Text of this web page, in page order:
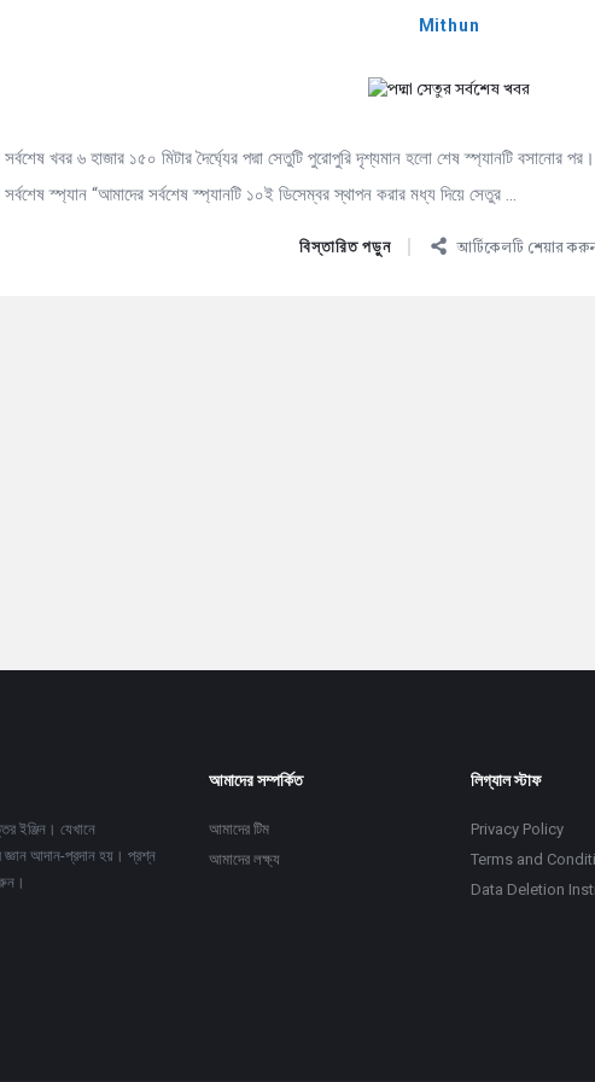
Mithun
সর্বশেষ খবর ৬ হাজার ১৫০ মিটার দৈর্ঘ্যের পদ্মা সেতুটি পুরোপুরি দৃশ্যমান হলো শেষ স্প্যানটি বসানোর
সর্বশেষ স্প্যান “আমাদের সর্বশেষ স্প্যানটি ১০ই ডিসেম্বর স্থাপন করার মধ্য দিয়ে সেতুর ...
বিস্তারিত পড়ুন আর্টিকেলটি শেয়ার
ইঞ্জিন। যেখানে
আদান-প্রদান হয়। প্রশ্ন
আমাদের সম্পর্কিত
আমাদের টিম
আমাদের লক্ষ্য
লিগ্যাল স্টাফ
Privacy Policy
Terms and
Data Deletion